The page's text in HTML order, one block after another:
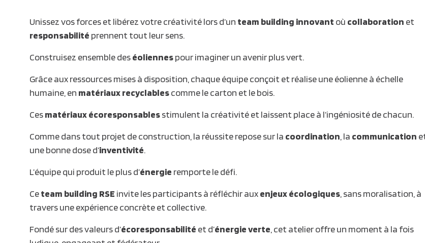
Unissez vos forces et libérez votre créativité lors d’un team building innovant où collaboration et
responsabilité prennent tout leur sens.
Construisez ensemble deséoliennespour imaginer un avenir plus vert.
Grâce aux ressources mises à disposition, chaque équipe conçoit et réalise une éolienne à échelle
humaine, en matériaux recyclablescomme le carton et le bois.
Cesmatériaux écoresponsablesstimulent la créativité et laissent place à l’ingéniosité de chacun.
Comme dans tout projet de construction, la réussite repose sur la coordination , la communication
une bonne dose d’inventivité.
L’équipe qui produit le plus d’énergie remporte le défi.
Ceteam building RSE invite les participants à réfléchir auxenjeux écologiques, sans moralisation, à
travers une expérience concrète et collective.
Fondé sur des valeurs d’écoresponsabilité et d’énergie verte , cet atelier offre un moment à la fois